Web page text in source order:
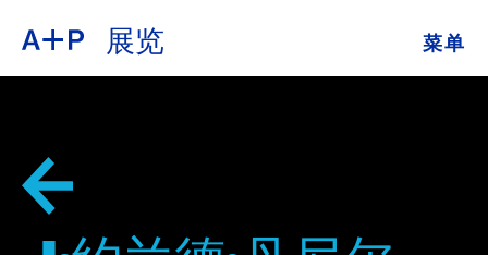
展览 菜单
关于
教育
培养青年
ENGLISH
ESPAÑOL